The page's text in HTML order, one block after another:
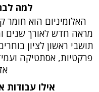
למה
האלומיניום הוא
מראה חדש לאורך שנים
תושבי ראשון לציון
פרקטיות, אסתטיקה
אילו עבודות